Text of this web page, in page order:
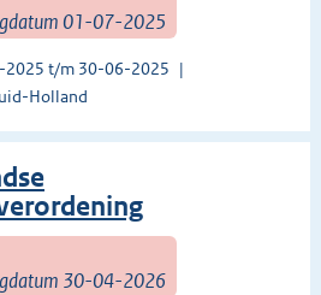
01-07-2025
2025 t/m 30-06-2025
Holland
30-04-2026